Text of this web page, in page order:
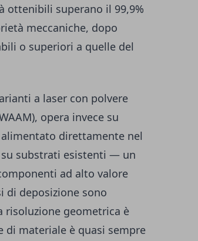
ottenibili superano il 99,9%
meccaniche, dopo
o superiori a quelle del
a laser con polvere
opera invece su
direttamente nel
substrati esistenti — un
ad alto valore
di deposizione sono
risoluzione geometrica è
di materiale è quasi sempre